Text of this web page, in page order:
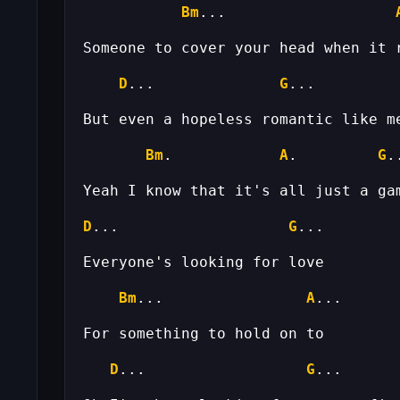
Bm ...
D ... G
Bm . A. G
D ... G
Bm ... A
D ... G